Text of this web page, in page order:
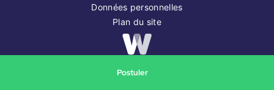
Postuler
Données personnelles
Plan du site